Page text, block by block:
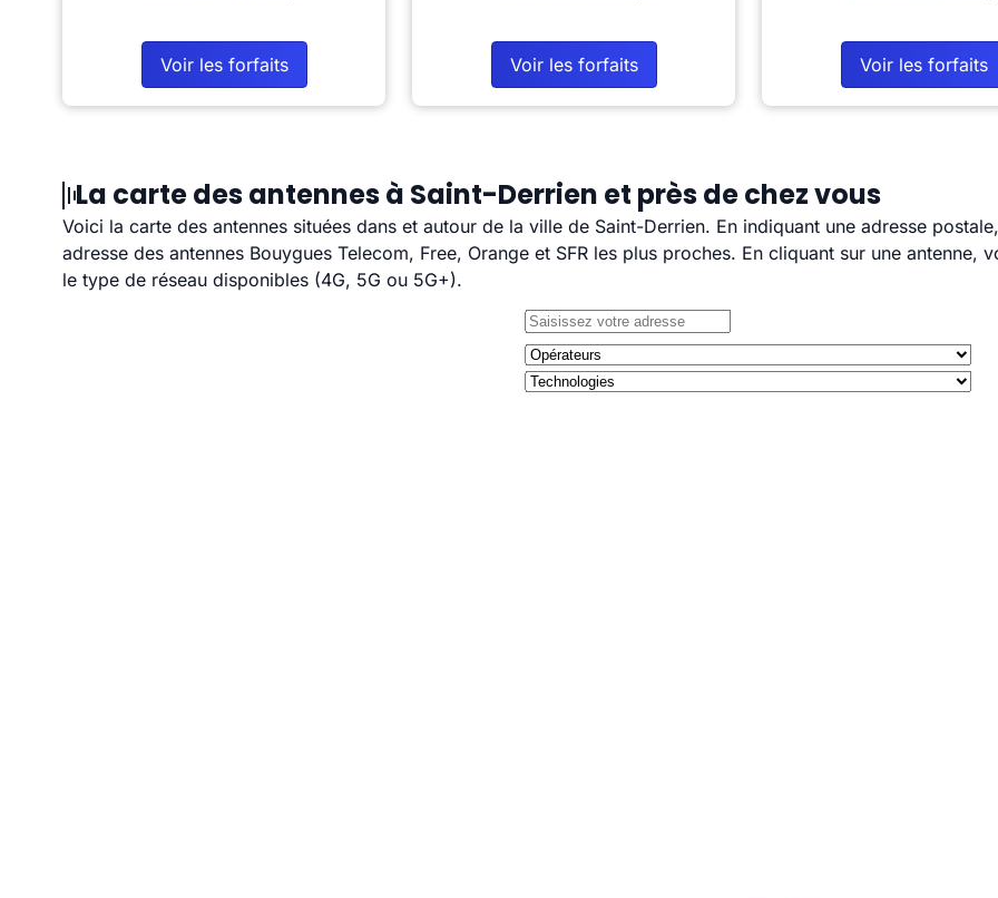
Voir les forfaits Voir les forfaits Voir les forfaits
La carte des antennes à Saint-Derrien et près de chez vous
Voici la carte des antennes situées dans et autour de la ville de Saint-Derrien. En indiquant une adresse
adresse des antennes Bouygues Telecom, Free, Orange et SFR les plus proches. En cliquant sur une
le type de réseau disponibles (4G, 5G ou 5G+).